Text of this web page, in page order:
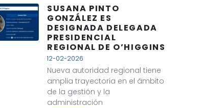
SUSANA PINTO
GONZÁLEZ ES
DESIGNADA DELEGADA
PRESIDENCIAL
REGIONAL DE O’HIGGINS
12-02-2026
Nueva autoridad regional tiene
amplia trayectoria en el ámbito
de la gestión y la
administración